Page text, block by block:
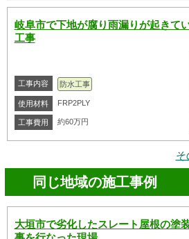
岐阜市で下地が腐り雨漏りが起きて
工事
工事内容 防水工事
使用材料 FRP2PLY
工事費用 約60万円
そ
同じ地域の施工事例
大垣市で劣化したスレート屋根の塗